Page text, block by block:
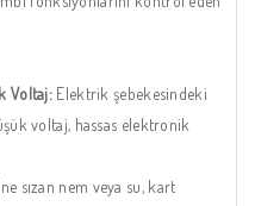
Voltaj: Elektrik şebekesindeki
voltaj, hassas elektronik
sızan nem veya su, kart